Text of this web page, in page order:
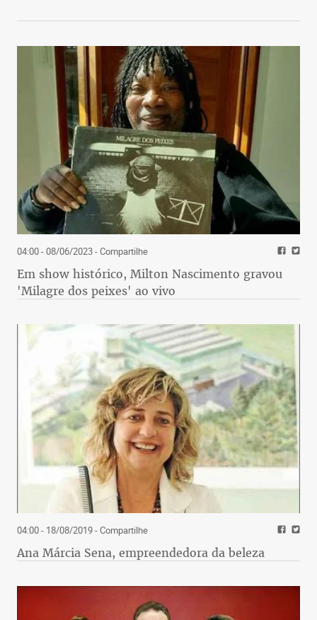
04:00 - 08/06/2023- Compartilhe
Em show histórico, Milton Nascimento gravou
'Milagre dos peixes' ao vivo
04:00 - 18/08/2019- Compartilhe
Ana Márcia Sena, empreendedora da beleza